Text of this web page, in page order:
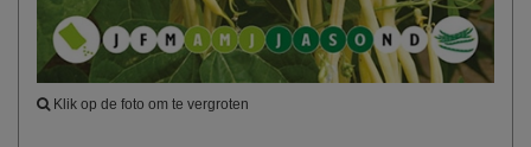
Klik op de foto om te vergroten